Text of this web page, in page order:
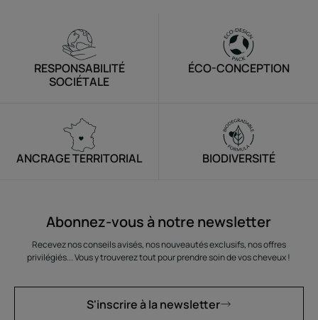
RESPONSABILITÉ
SOCIÉTALE
ÉCO-CONCEPTION
ANCRAGE TERRITORIAL BIODIVERSITÉ
Abonnez-vous à notre newsletter
Recevez nos conseils avisés, nos nouveautés exclusifs, nos offres
privilégiés... Vous y trouverez tout pour prendre soin de vos cheveux !
S'inscrire à la newsletter